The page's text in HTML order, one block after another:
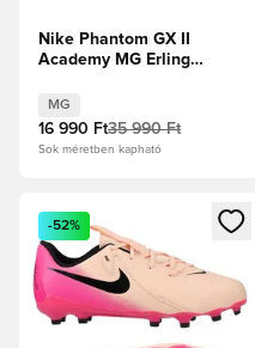
Nike Phantom GX II
Academy MG Erling
- Űrkék/Króm Limitált
kiadás
MG
16 990 Ft35 990 Ft
Sok méretben kapható
Megnyit egy modált a
-52%